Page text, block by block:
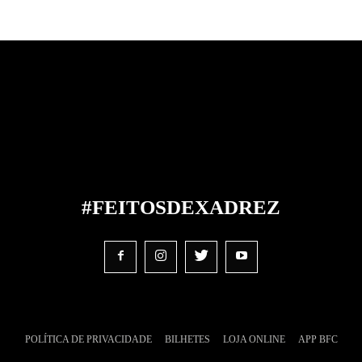
#FEITOSDEXADREZ
POLÍTICA DE PRIVACIDADE BILHETES LOJA ONLINE APP BFC